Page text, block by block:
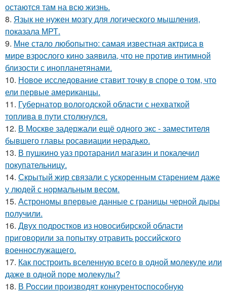
остаются там на всю жизнь.
8. Язык не нужен мозгу для логического мышления,
показала МРТ.
9. Мне стало любопытно: самая известная актриса в
мире взрослого кино заявила, что не против интимной
близости с инопланетянами.
10. Новое исследование ставит точку в споре о том, что
ели первые американцы.
11. Губернатор вологодской области с нехваткой
топлива в пути столкнулся.
12. В Москве задержали ещё одного экс - заместителя
бывшего главы росавиации нерадько.
13. В пушкино уаз протаранил магазин и покалечил
покупательницу.
14. Скрытый жир связали с ускоренным старением даже
у людей с нормальным весом.
15. Астрономы впервые данные с границы черной дыры
получили.
16. Двух подростков из новосибирской области
приговорили за попытку отравить российского
военнослужащего.
17. Как построить вселенную всего в одной молекуле или
даже в одной поре молекулы?
18. В России производят конкурентоспособную